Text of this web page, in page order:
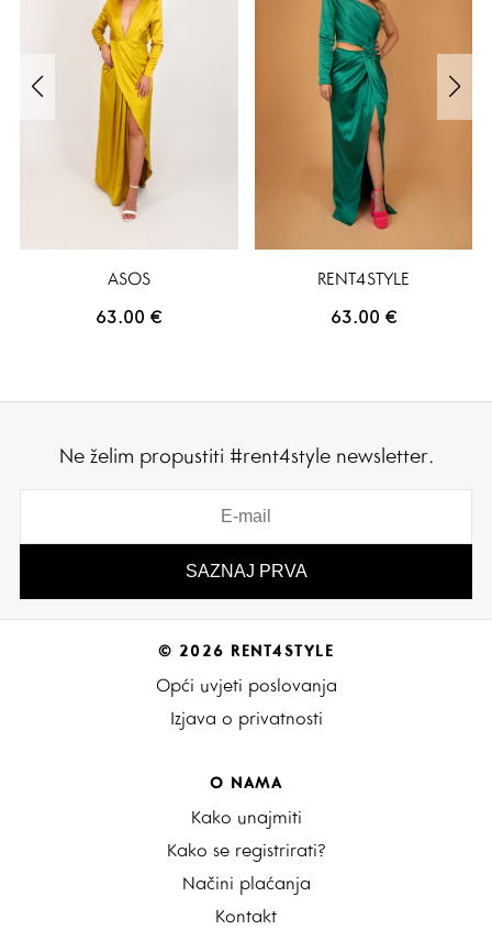
ASOS
63.00€
RENT4STYLE
63.00 €
Ne želim propustiti #rent4style newsletter.
© 2026 RENT4STYLE
Opći uvjeti poslovanja
Izjava o privatnosti
O NAMA
Kako unajmiti
Kako se registrirati?
Načini plaćanja
Kontakt